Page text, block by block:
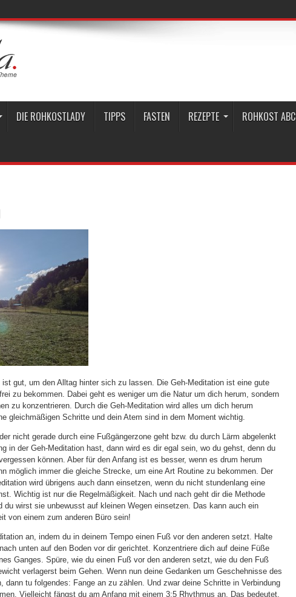
DIE ROHKOSTLADY TIPPS FASTEN REZEPTE ROHKOST ABC
ist gut, um den Alltag hinter sich zu lassen. Die Geh-Meditation ist eine gute
zu bekommen. Dabei geht es weniger um die Natur um dich herum, sondern
zu konzentrieren. Durch die Geh-Meditation wird alles um dich herum
gleichmäßigen Schritte und dein Atem sind in dem Moment wichtig.
nicht gerade durch eine Fußgängerzone geht bzw. du durch Lärm abgelenkt
in der Geh-Meditation hast, dann wird es dir egal sein, wo du gehst, denn du
können. Aber für den Anfang ist es besser, wenn es drum herum
möglich immer die gleiche Strecke, um eine Art Routine zu bekommen. Der
wird übrigens auch dann einsetzen, wenn du nicht stundenlang eine
Wichtig ist nur die Regelmäßigkeit. Nach und nach geht dir die Methode
du wirst sie unbewusst auf kleinen Wegen einsetzen. Das kann auch ein
von einem zum anderen Büro sein!
an, indem du in deinem Tempo einen Fuß vor den anderen setzt. Halte
unten auf den Boden vor dir gerichtet. Konzentriere dich auf deine Füße
Ganges. Spüre, wie du einen Fuß vor den anderen setzt, wie du den Fuß
verlagerst beim Gehen. Wenn nun deine Gedanken um Geschehnisse des
dann tu folgendes: Fange an zu zählen. Und zwar deine Schritte in Verbindung
Vielleicht fängst du am Anfang mit einem 3:5 Rhythmus an. Das bedeutet,